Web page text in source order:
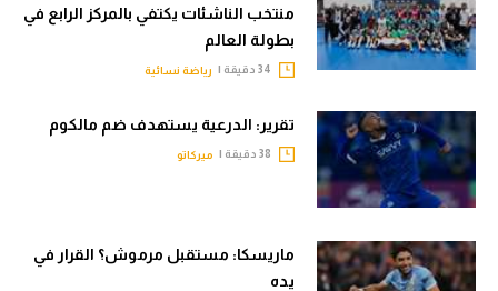
منتخب الناشئات يكتفي بالمركز الرابع في
بطولة العالم
رياضة نسائية
تقرير: الدرعية يستهدف ضم مالكوم
ميركاتو
ماريسكا: مستقبل مرموش؟ القرار في
يده